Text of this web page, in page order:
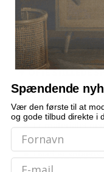
MAKS. BÆREEVNE
110 kg
OFTE STILLEDE
Hvor mange
Hvad er sofaens
Spændende
Vær den første til at
og gode tilbud direkte i
Email